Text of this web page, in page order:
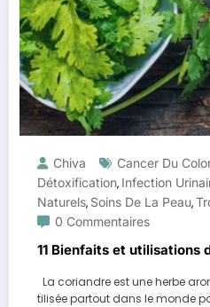
Chiva Cancer Du
Détoxification, Infection
Naturels, Soins De La Peau,
0 Commentaires
11 Bienfaits et utilisations
La coriandre est une herbe
tilisée partout dans le monde